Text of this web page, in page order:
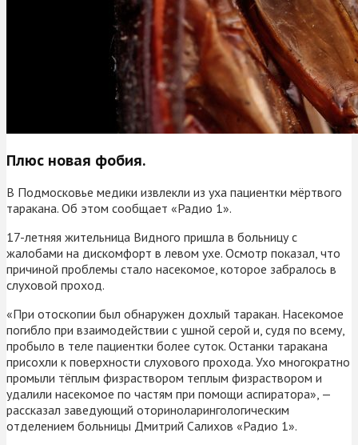
Плюс новая фобия.
В Подмосковье медики извлекли из уха пациентки мёртвого
таракана. Об этом сообщает «Радио 1».
17-летняя жительница Видного пришла в больницу с
жалобами на дискомфорт в левом ухе. Осмотр показал, что
причиной проблемы стало насекомое, которое забралось в
слуховой проход.
«При отоскопии был обнаружен дохлый таракан. Насекомое
погибло при взаимодействии с ушной серой и, судя по всему,
пробыло в теле пациентки более суток. Останки таракана
присохли к поверхности слухового прохода. Ухо многократно
промыли тёплым физраствором теплым физраствором и
удалили насекомое по частям при помощи аспиратора», —
рассказал заведующий оториноларингологическим
отделением больницы Дмитрий Салихов «Радио 1».